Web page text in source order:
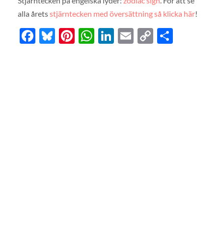
alla åretsstjärntecken med översättning så klicka här!
Facebook
Bluesky
Pinterest
WhatsApp
LinkedIn
Email
CopyDela